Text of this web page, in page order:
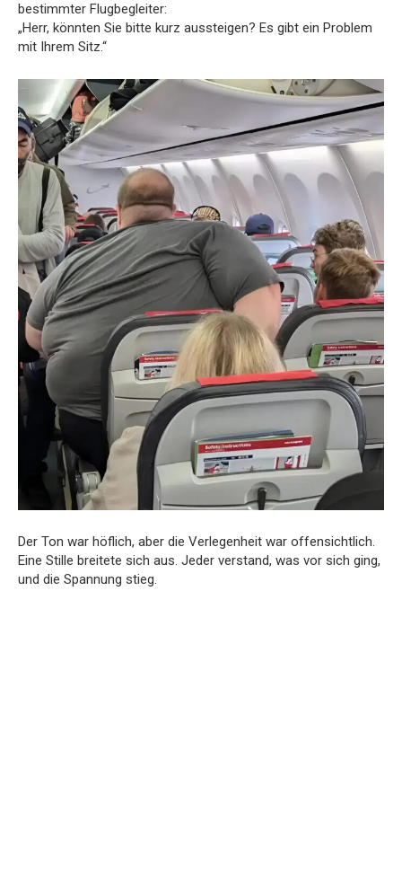
bestimmter Flugbegleiter:
„Herr, könnten Sie bitte kurz aussteigen? Es gibt ein Problem
mit Ihrem Sitz.“
Der Ton war höflich, aber die Verlegenheit war offensichtlich.
Eine Stille breitete sich aus. Jeder verstand, was vor sich ging,
und die Spannung stieg.